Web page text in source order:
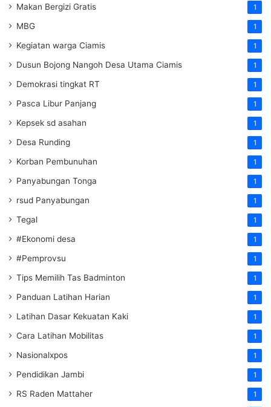
Makan Bergizi Gratis 1
MBG 1
Kegiatan warga Ciamis 1
Dusun Bojong Nangoh Desa Utama Ciamis 1
Demokrasi tingkat RT 1
Pasca Libur Panjang 1
Kepsek sd asahan 1
Desa Runding 1
Korban Pembunuhan 1
Panyabungan Tonga 1
rsud Panyabungan 1
Tegal 1
#Ekonomi desa 1
#Pemprovsu 1
Tips Memilih Tas Badminton 1
Panduan Latihan Harian 1
Latihan Dasar Kekuatan Kaki 1
Cara Latihan Mobilitas 1
Nasionalxpos 1
Pendidikan Jambi 1
RS Raden Mattaher 1